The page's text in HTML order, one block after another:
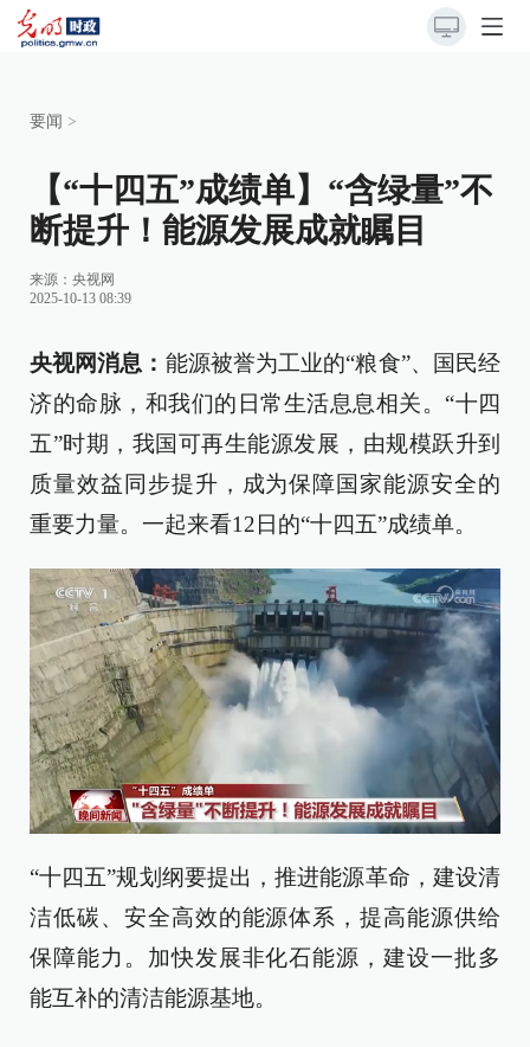
要闻 >
【“十四五”成绩单】“含绿量”不
断提升！能源发展成就瞩目
来源： 央视网
2025-10-13 08:39
央视网消息： 能源被誉为工业的“粮食”、国民经
济的命脉，和我们的日常生活息息相关。“十四
五”时期，我国可再生能源发展，由规模跃升到
质量效益同步提升，成为保障国家能源安全的
重要力量。一起来看12日的“十四五”成绩单。
“十四五”规划纲要提出，推进能源革命，建设清
洁低碳、安全高效的能源体系，提高能源供给
保障能力。加快发展非化石能源，建设一批多
能互补的清洁能源基地。